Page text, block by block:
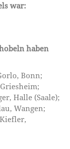
war:
haben
Bonn;
Halle (Saale);
Wangen;